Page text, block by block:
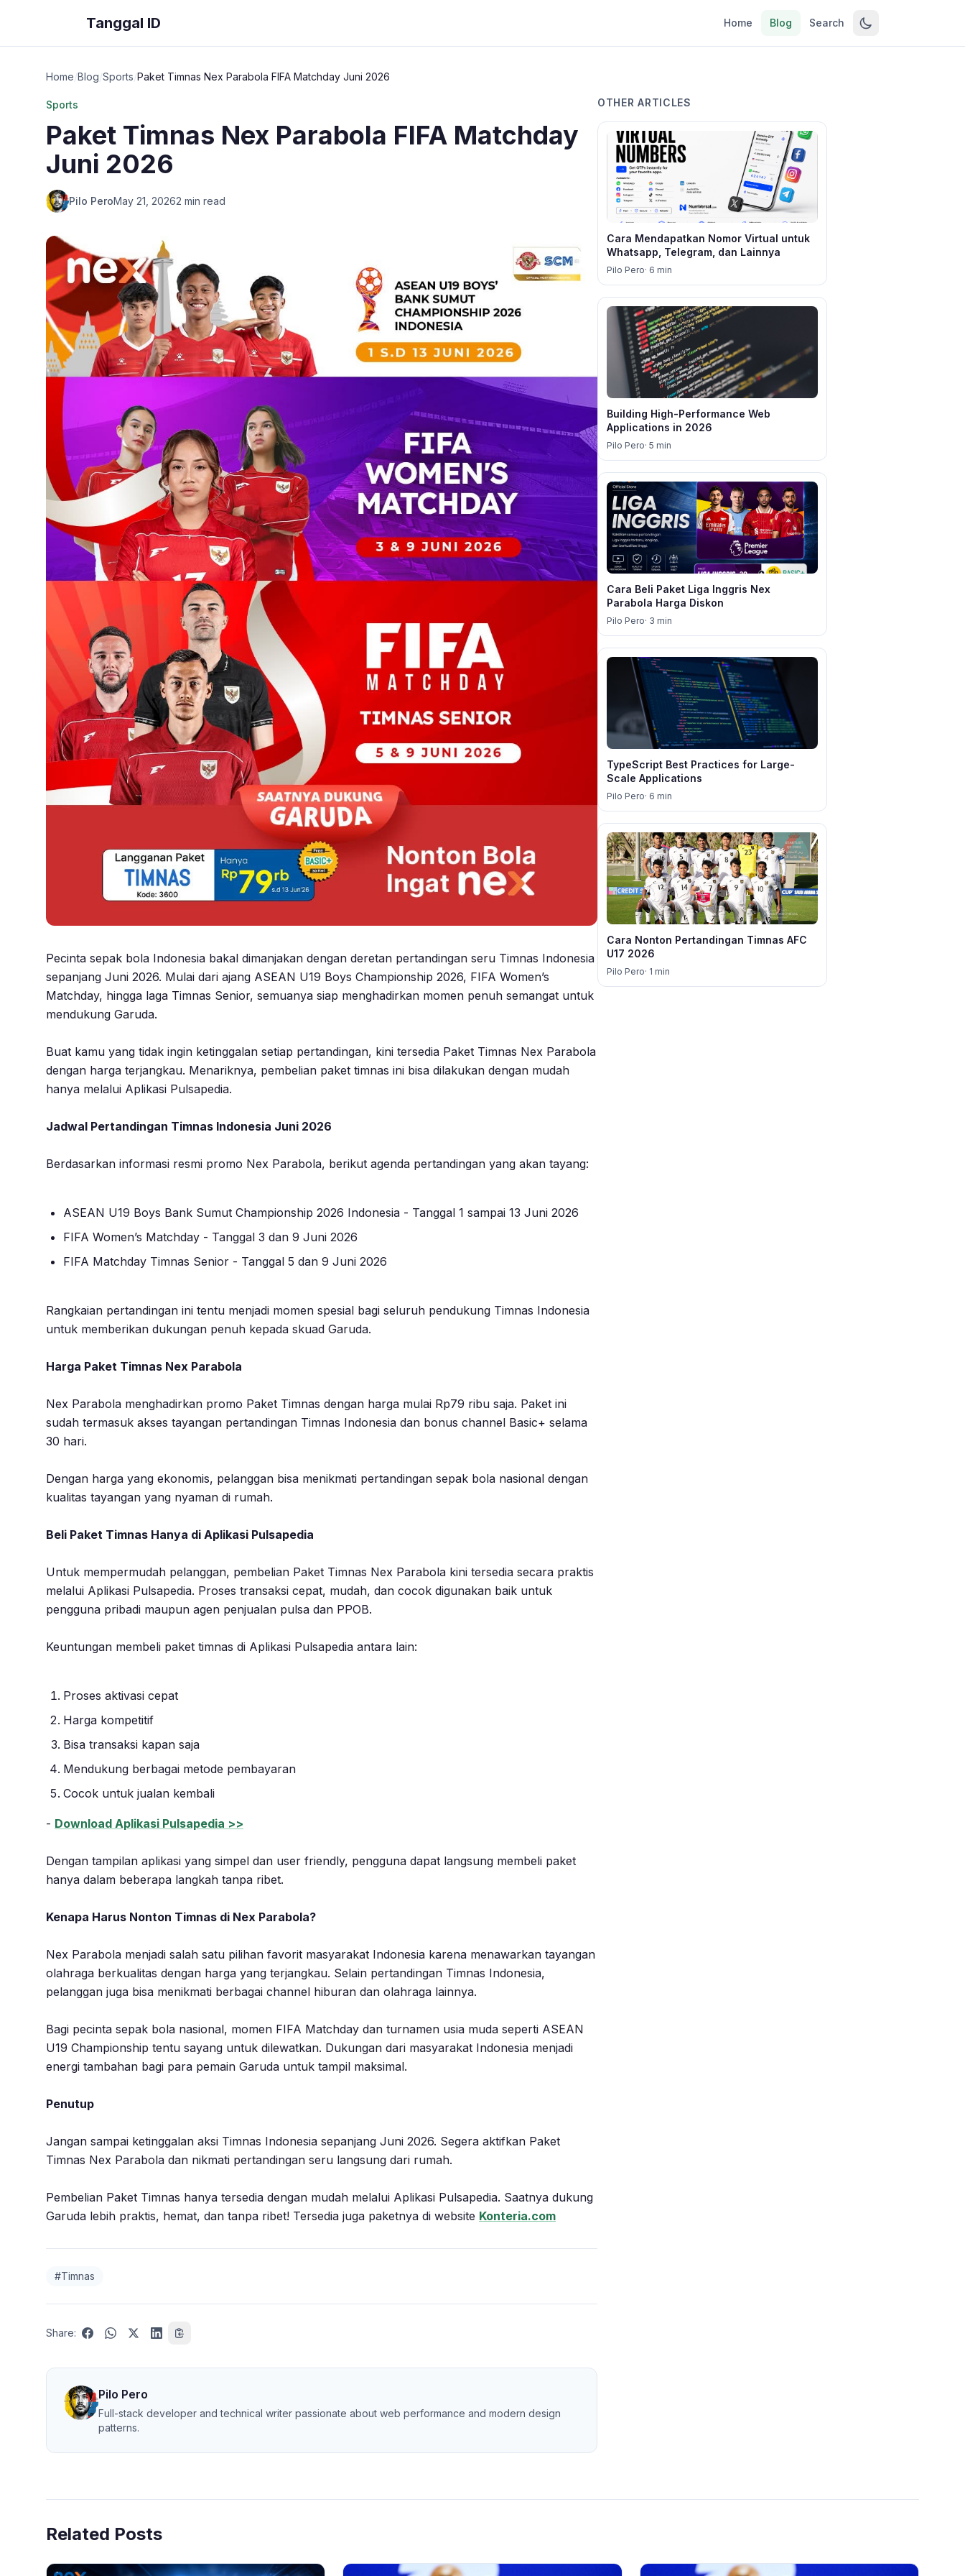
Tanggal ID Home Blog Search
Home/Blog/Sports/Paket Timnas Nex Parabola FIFA Matchday Juni 2026
Sports
Paket Timnas Nex Parabola FIFA Matchday
Juni 2026
Pilo PeroMay 21, 20262 min read
Pecinta sepak bola Indonesia bakal dimanjakan dengan deretan pertandingan seru Timnas Indonesia
sepanjang Juni 2026. Mulai dari ajang ASEAN U19 Boys Championship 2026, FIFA Women’s
Matchday, hingga laga Timnas Senior, semuanya siap menghadirkan momen penuh semangat untuk
mendukung Garuda.
Buat kamu yang tidak ingin ketinggalan setiap pertandingan, kini tersedia Paket Timnas Nex Parabola
dengan harga terjangkau. Menariknya, pembelian paket timnas ini bisa dilakukan dengan mudah
hanya melalui Aplikasi Pulsapedia.
Jadwal Pertandingan Timnas Indonesia Juni 2026
Berdasarkan informasi resmi promo Nex Parabola, berikut agenda pertandingan yang akan tayang:
ASEAN U19 Boys Bank Sumut Championship 2026 Indonesia - Tanggal 1 sampai 13 Juni 2026
FIFA Women’s Matchday - Tanggal 3 dan 9 Juni 2026
FIFA Matchday Timnas Senior - Tanggal 5 dan 9 Juni 2026
Rangkaian pertandingan ini tentu menjadi momen spesial bagi seluruh pendukung Timnas Indonesia
untuk memberikan dukungan penuh kepada skuad Garuda.
Harga Paket Timnas Nex Parabola
Nex Parabola menghadirkan promo Paket Timnas dengan harga mulai Rp79 ribu saja. Paket ini
sudah termasuk akses tayangan pertandingan Timnas Indonesia dan bonus channel Basic+ selama
30 hari.
Dengan harga yang ekonomis, pelanggan bisa menikmati pertandingan sepak bola nasional dengan
kualitas tayangan yang nyaman di rumah.
Beli Paket Timnas Hanya di Aplikasi Pulsapedia
Untuk mempermudah pelanggan, pembelian Paket Timnas Nex Parabola kini tersedia secara praktis
melalui Aplikasi Pulsapedia. Proses transaksi cepat, mudah, dan cocok digunakan baik untuk
pengguna pribadi maupun agen penjualan pulsa dan PPOB.
Keuntungan membeli paket timnas di Aplikasi Pulsapedia antara lain:
Proses aktivasi cepat
Harga kompetitif
Bisa transaksi kapan saja
Mendukung berbagai metode pembayaran
Cocok untuk jualan kembali
- Download Aplikasi Pulsapedia >>
Dengan tampilan aplikasi yang simpel dan user friendly, pengguna dapat langsung membeli paket
hanya dalam beberapa langkah tanpa ribet.
Kenapa Harus Nonton Timnas di Nex Parabola?
Nex Parabola menjadi salah satu pilihan favorit masyarakat Indonesia karena menawarkan tayangan
olahraga berkualitas dengan harga yang terjangkau. Selain pertandingan Timnas Indonesia,
pelanggan juga bisa menikmati berbagai channel hiburan dan olahraga lainnya.
Bagi pecinta sepak bola nasional, momen FIFA Matchday dan turnamen usia muda seperti ASEAN
U19 Championship tentu sayang untuk dilewatkan. Dukungan dari masyarakat Indonesia menjadi
energi tambahan bagi para pemain Garuda untuk tampil maksimal.
Penutup
Jangan sampai ketinggalan aksi Timnas Indonesia sepanjang Juni 2026. Segera aktifkan Paket
Timnas Nex Parabola dan nikmati pertandingan seru langsung dari rumah.
Pembelian Paket Timnas hanya tersedia dengan mudah melalui Aplikasi Pulsapedia. Saatnya dukung
Garuda lebih praktis, hemat, dan tanpa ribet! Tersedia juga paketnya di website Konteria.com
#Timnas
Share:
Pilo Pero
Full-stack developer and technical writer passionate about web performance and modern design
patterns.
OTHER ARTICLES
Cara Mendapatkan Nomor Virtual untuk
Whatsapp, Telegram, dan Lainnya
Pilo Pero· 6 min
Building High-Performance Web
Applications in 2026
Pilo Pero· 5 min
Cara Beli Paket Liga Inggris Nex
Parabola Harga Diskon
Pilo Pero· 3 min
TypeScript Best Practices for Large-
Scale Applications
Pilo Pero· 6 min
Cara Nonton Pertandingan Timnas AFC
U17 2026
Pilo Pero· 1 min
Related Posts